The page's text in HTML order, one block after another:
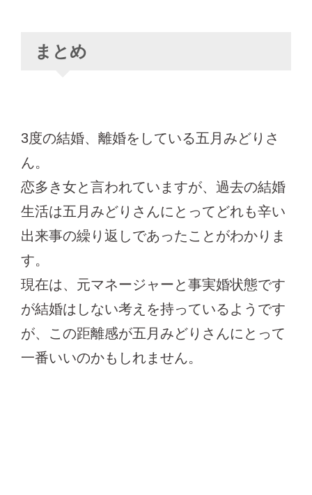
まとめ
3度の結婚、離婚をしている五月みどりさ
ん。
恋多き女と言われていますが、過去の結婚
生活は五月みどりさんにとってどれも辛い
出来事の繰り返しであったことがわかりま
す。
現在は、元マネージャーと事実婚状態です
が結婚はしない考えを持っているようです
が、この距離感が五月みどりさんにとって
一番いいのかもしれません。